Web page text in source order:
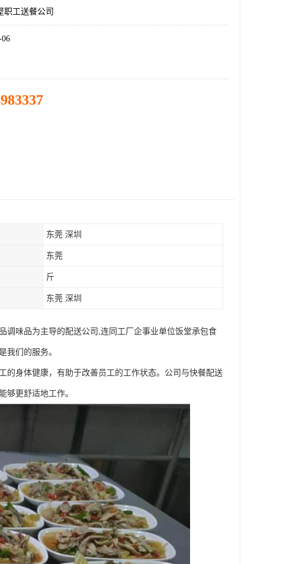
职工送餐公司
06
东莞 深圳
东莞
斤
东莞 深圳
调味品为主导的配送公司,连同工厂企事业单位饭堂承包食
我们的服务。
的身体健康，有助于改善员工的工作状态。公司与快餐配送
够更舒适地工作。